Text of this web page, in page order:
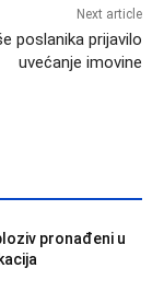
Next article
poslanika prijavilo
uvećanje imovine
pronađeni u